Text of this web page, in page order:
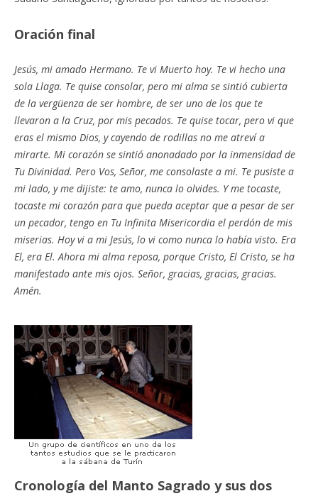
Oración final
Jesús, mi amado Hermano. Te vi Muerto hoy. Te vi hecho una
sola Llaga. Te quise consolar, pero mi alma se sintió cubierta
de la vergüenza de ser hombre, de ser uno de los que te
llevaron a la Cruz, por mis pecados. Te quise tocar, pero vi que
eras el mismo Dios, y cayendo de rodillas no me atreví a
mirarte. Mi corazón se sintió anonadado por la inmensidad de
Tu Divinidad. Pero Vos, Señor, me consolaste a mi. Te pusiste a
mi lado, y me dijiste: te amo, nunca lo olvides. Y me tocaste,
tocaste mi corazón para que pueda aceptar que a pesar de ser
un pecador, tengo en Tu Infinita Misericordia el perdón de mis
miserias. Hoy vi a mi Jesús, lo vi como nunca lo había visto. Era
El, era El. Ahora mi alma reposa, porque Cristo, El Cristo, se ha
manifestado ante mis ojos. Señor, gracias, gracias, gracias.
Amén.
Cronología del Manto Sagrado y sus dos